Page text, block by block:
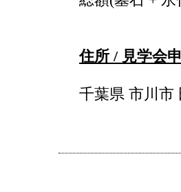
住所 / 見学会
千葉県 市川市